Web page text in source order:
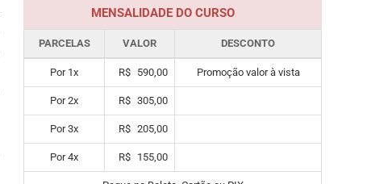
MENSALIDADE DO CURSO
PARCELAS VALOR DESCONTO
Por 1x R$ 590,00 Promoção valor à vista
Por2x R$ 305,00
Por3x R$ 205,00
Por4x R$ 155,00